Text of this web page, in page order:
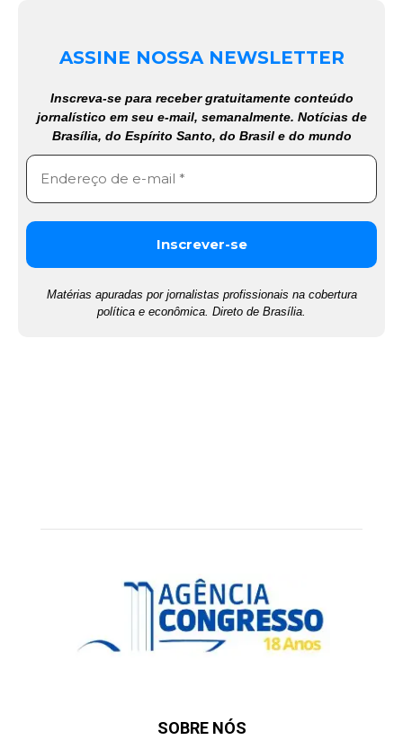
ASSINE NOSSA NEWSLETTER
Inscreva-se para receber gratuitamente conteúdo
jornalístico em seu e-mail, semanalmente. Notícias de
Brasília, do Espírito Santo, do Brasil e do mundo
Matérias apuradas por jornalistas profissionais na cobertura
política e econômica. Direto de Brasília.
SOBRE NÓS